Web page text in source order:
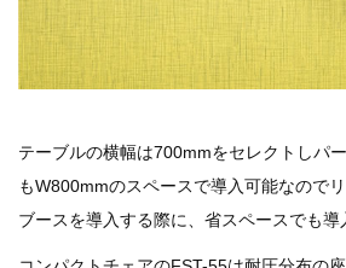
テーブルの横幅は700mmをセレクトしパ
もW800mmのスペースで導入可能なので
ブースを導入する際に、省スペースでも導